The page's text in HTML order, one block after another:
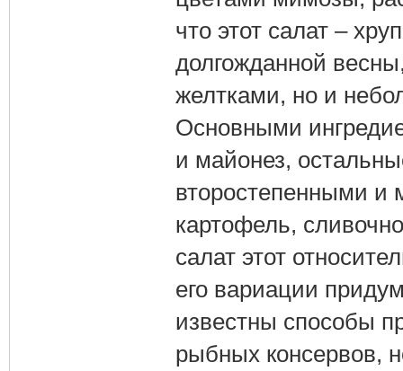
что этот салат –
долгожданной
желтками, но и
Основными
и майонез,
второстепенными и
картофель,
салат этот
его вариации
известны способы
рыбных консервов,